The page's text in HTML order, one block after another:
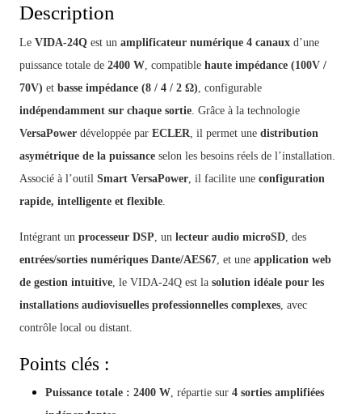
Description
Le VIDA-24Q est un amplificateur numérique 4 canaux d’une
puissance totale de 2400 W , compatible haute impédance (100V /
70V) et basse impédance (8 / 4 / 2 Ω) , configurable
indépendamment sur chaque sortie . Grâce à la technologie
VersaPower développée par ECLER , il permet une distribution
asymétrique de la puissance selon les besoins réels de l’installation.
Associé à l’outil Smart VersaPower , il facilite une configuration
rapide, intelligente et flexible
Intégrant un processeur DSP , un lecteur audio microSD , des
entrées/sorties numériques Dante/AES67 , et une application web
de gestion intuitive , le VIDA-24Q est la solution idéale pour les
installations audiovisuelles professionnelles complexes , avec
contrôle local ou distant.
Points clés :
Puissance totale : 2400 W , répartie sur 4 sorties amplifiées